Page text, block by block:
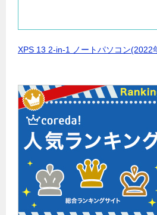
XPS 13 2-in-1 ノートパソコン(2022